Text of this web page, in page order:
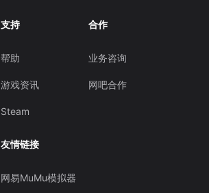
支持
帮助
游戏资讯
Steam
合作
业务咨询
网吧合作
友情链接
网易MuMu模拟器